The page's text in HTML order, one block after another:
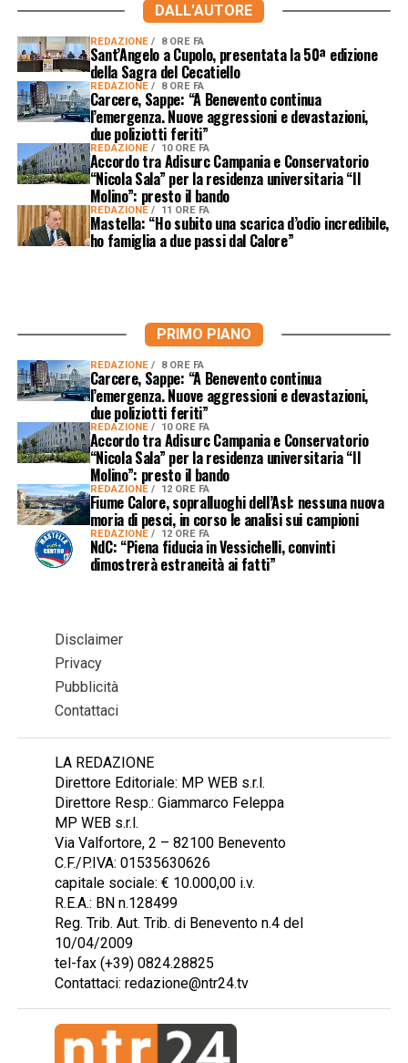
DALL'AUTORE
REDAZIONE 8 ORE FA
Sant’Angelo a Cupolo, presentata la 50ª edizione
della Sagra del Cecatiello
REDAZIONE 8 ORE FA
Carcere, Sappe: “A Benevento continua
l’emergenza. Nuove aggressioni e devastazioni,
due poliziotti feriti”
REDAZIONE 10 ORE FA
Accordo tra Adisurc Campania e Conservatorio
“Nicola Sala” per la residenza universitaria “Il
Molino”: presto il bando
REDAZIONE 11 ORE FA
Mastella: “Ho subito una scarica d’odio incredibile,
ho famiglia a due passi dal Calore”
PRIMO PIANO
REDAZIONE 8 ORE FA
Carcere, Sappe: “A Benevento continua
l’emergenza. Nuove aggressioni e devastazioni,
due poliziotti feriti”
REDAZIONE 10 ORE FA
Accordo tra Adisurc Campania e Conservatorio
“Nicola Sala” per la residenza universitaria “Il
Molino”: presto il bando
REDAZIONE 12 ORE FA
Fiume Calore, sopralluoghi dell’Asl: nessuna nuova
moria di pesci, in corso le analisi sui campioni
REDAZIONE 12 ORE FA
NdC: “Piena fiducia in Vessichelli, convinti
dimostrerà estraneità ai fatti”
Disclaimer
Privacy
Pubblicità
Contattaci
LA REDAZIONE
Direttore Editoriale: MP WEB s.r.l.
Direttore Resp.: Giammarco Feleppa
MP WEB s.r.l.
Via Valfortore, 2 – 82100 Benevento
C.F./P.IVA: 01535630626
capitale sociale: € 10.000,00 i.v.
R.E.A.: BN n.128499
Reg. Trib. Aut. Trib. di Benevento n.4 del
10/04/2009
tel-fax (+39) 0824.28825
Contattaci: redazione@ntr24.tv